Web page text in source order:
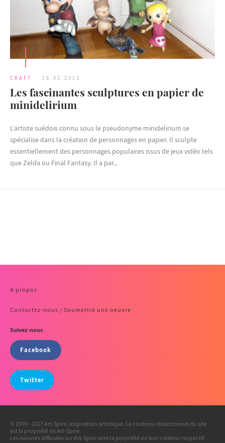
CRAFT 18.03.2013
Les fascinantes sculptures en papier de
minidelirium
L’artiste suédois connu sous le pseudonyme minidelirium se
spécialise dans la création de personnages en papier. Il sculpte
essentiellement des personnages populaires issus de jeux vidéo tels
que Zelda ou Final Fantasy. Il a par...
A propos
Contactez-nous / Soumettre une oeuvre
Suivez-nous
Facebook
Twitter
© 2009 - 2017 Art-Spire, Inspiration artistique. Le contenu rédactionnel du site
est la propriété de Art-Spire.
Les oeuvres diffusées sur Art-Spire sont la propriété de leur créateur respectif.